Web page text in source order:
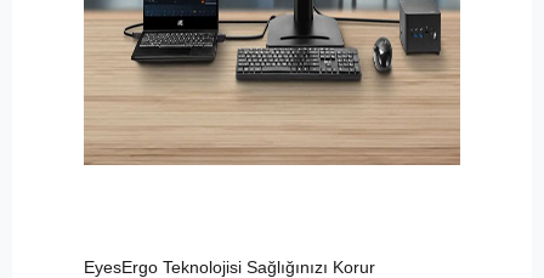
EyesErgo Teknolojisi Sağlığınızı Korur